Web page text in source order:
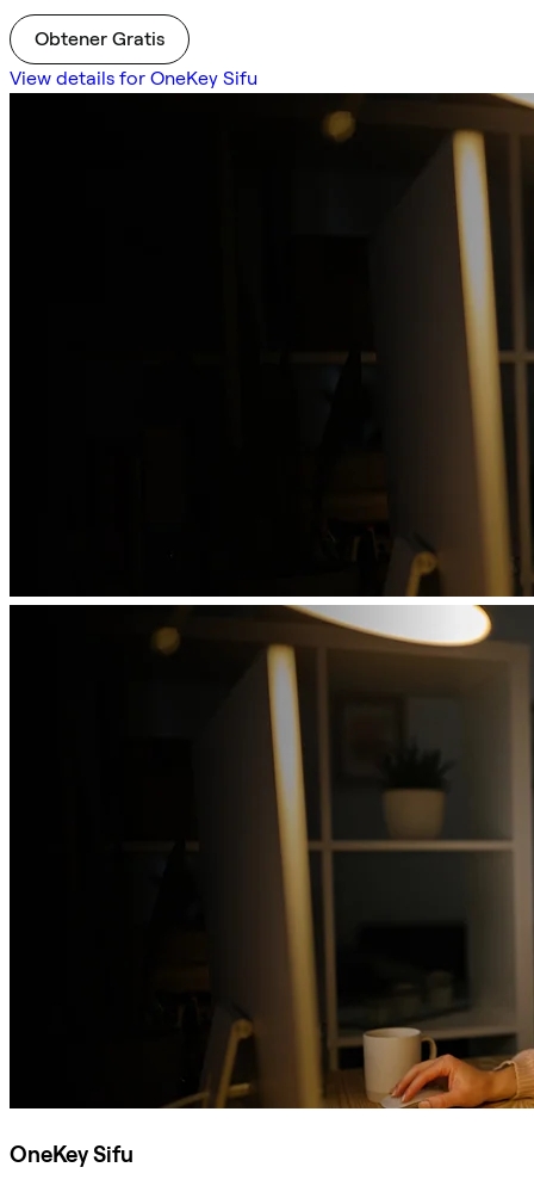
Obtener Gratis
View details for OneKey Sifu
OneKey Sifu